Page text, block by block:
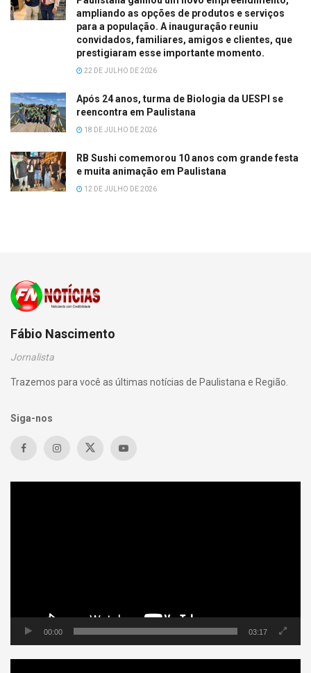
ampliando as opções de produtos e serviços
para a população. A inauguração reuniu
convidados, familiares, amigos e clientes, que
prestigiaram esse importante momento.
22 DE JULHO DE 2026
Após 24 anos, turma de Biologia da UESPI se
reencontra em Paulistana
18 DE JULHO DE 2026
RB Sushi comemorou 10 anos com grande festa
e muita animação em Paulistana
12 DE JULHO DE 2026
Fábio Nascimento
Jornalista
Trazemos para você as últimas notícias de Paulistana e Região.
Siga-nos
00:00 03:17